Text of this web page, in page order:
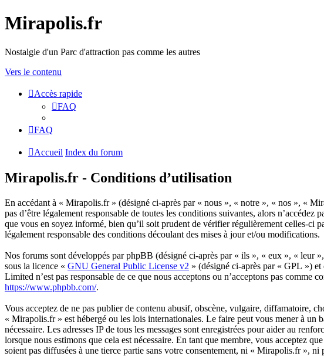
Mirapolis.fr
Nostalgie d'un Parc d'attraction pas comme les autres
Vers le contenu
Accès rapide
FAQ
FAQ
Accueil Index du forum
Mirapolis.fr - Conditions d’utilisation
En accédant à « Mirapolis.fr » (désigné ci-après par « nous », « notre », « nos », «
pas d’être légalement responsable de toutes les conditions suivantes, alors
que vous en soyez informé, bien qu’il soit prudent de vérifier régulièrement celles-ci
légalement responsable des conditions découlant des mises à jour et/ou modifications.
Nos forums sont développés par phpBB (désigné ci-après par « ils », « eux », «
sous la licence « GNU General Public License v2 » (désigné ci-après par « GPL »)
Limited n’est pas responsable de ce que nous acceptons ou n’acceptons pas
https://www.phpbb.com/.
Vous acceptez de ne pas publier de contenu abusif, obscène, vulgaire, diffamatoire,
« Mirapolis.fr » est hébergé ou les lois internationales. Le faire peut vous mener à un
nécessaire. Les adresses IP de tous les messages sont enregistrées pour aider au
lorsque nous estimons que cela est nécessaire. En tant que membre, vous acceptez
soient pas diffusées à une tierce partie sans votre consentement, ni « Mirapolis.fr »,